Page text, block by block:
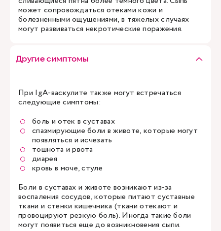
может сопровождаться отеками кожи и
болезненными ощущениями, в тяжелых случаях
могут развиваться некротические поражения.
Другие симптомы
При IgA-васкулите также могут встречаться
следующие симптомы:
боль и отек в суставах
спазмирующие боли в животе, которые могут
появляться и исчезать
тошнота и рвота
диарея
кровь в моче, стуле
Боли в суставах и животе возникают из-за
воспаления сосудов, которые питают суставные
ткани и стенки кишечника (ткани отекают и
провоцируют резкую боль). Иногда такие боли
могут появиться еще до возникновения сыпи.